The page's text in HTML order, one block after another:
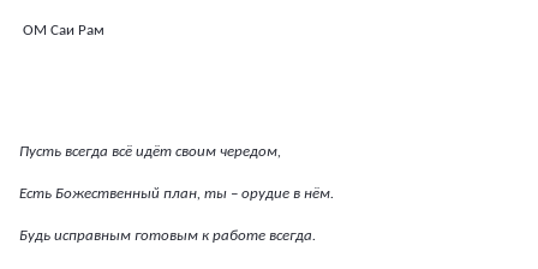
ОМ Саи Рам
Пусть всегда всё идёт своим чередом,
Есть Божественный план, ты – орудие в нём.
Будь исправным готовым к работе всегда.